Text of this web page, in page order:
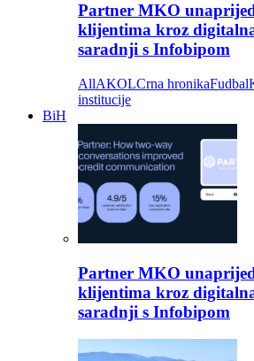
Partner MKO
klijentima kroz
saradnji s Infobipom
AllAKOLCrna hronikaFudbal
institucije
BiH
Partner MKO
klijentima kroz
saradnji s Infobipom